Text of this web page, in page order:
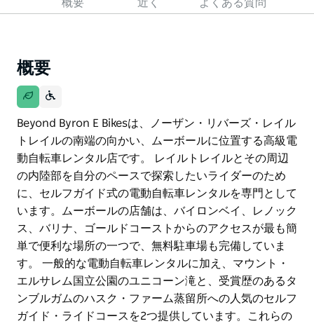
概要 近く よくある質問
概要
Beyond Byron E Bikesは、ノーザン・リバーズ・レイル
トレイルの南端の向かい、ムーボールに位置する高級電
動自転車レンタル店です。 レイルトレイルとその周辺
の内陸部を自分のペースで探索したいライダーのため
に、セルフガイド式の電動自転車レンタルを専門として
います。ムーボールの店舗は、バイロンベイ、レノック
ス、バリナ、ゴールドコーストからのアクセスが最も簡
単で便利な場所の一つで、無料駐車場も完備していま
す。 一般的な電動自転車レンタルに加え、マウント・
エルサレム国立公園のユニコーン滝と、受賞歴のあるタ
ンブルガムのハスク・ファーム蒸留所への人気のセルフ
ガイド・ライドコースを2つ提供しています。これらの